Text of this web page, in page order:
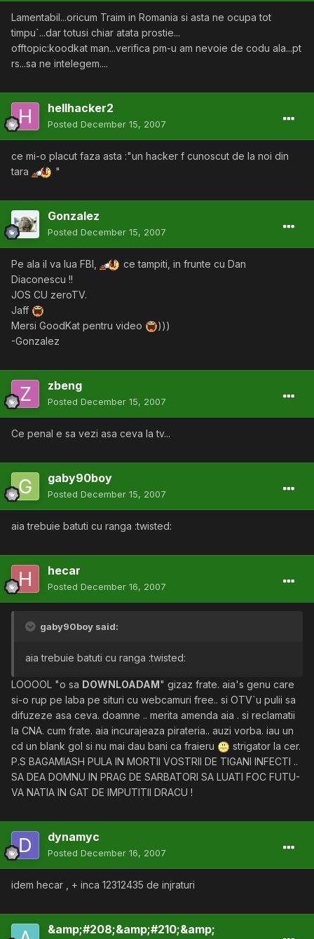
Lamentabil...oricum Traim in Romania si asta ne ocupa tot
timpu`...dar totusi chiar atata prostie...
offtopic:koodkat man...verifica pm-u am nevoie de codu ala...pt
rs...sa ne intelegem....
hellhacker2
Posted December 15, 2007
ce mi-o placut faza asta :"un hacker f cunoscut de la noi din
tara
"
Gonzalez
Posted December 15, 2007
Pe ala il va lua FBI,
ce tampiti, in frunte cu Dan
Diaconescu !!
JOS CU zeroTV.
Jaff
Mersi GoodKat pentru video
)))
-Gonzalez
zbeng
Posted December 15, 2007
Ce penal e sa vezi asa ceva la tv...
gaby90boy
Posted December 15, 2007
aia trebuie batuti cu ranga :twisted:
hecar
Posted December 16, 2007
gaby90boy said:
aia trebuie batuti cu ranga :twisted:
LOOOOL "o sa DOWNLOADAM" gizaz frate. aia's genu care
si-o rup pe laba pe situri cu webcamuri free.. si OTV`u pulii sa
difuzeze asa ceva. doamne .. merita amenda aia . si reclamatii
la CNA. cum frate. aia incurajeaza pirateria.. auzi vorba. iau un
cd un blank gol si nu mai dau bani ca fraieru
strigator la cer.
P.S BAGAMIASH PULA IN MORTII VOSTRII DE TIGANI INFECTI ..
SA DEA DOMNU IN PRAG DE SARBATORI SA LUATI FOC FUTU-
VA NATIA IN GAT DE IMPUTITII DRACU !
dynamyc
Posted December 16, 2007
idem hecar , + inca 12312435 de injraturi
&amp;#208;&amp;#210;&amp;